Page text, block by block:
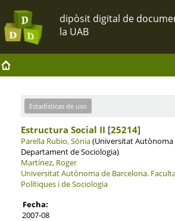
Estadísticas de uso
Estructura Social II [25214]
Parella Rubio, Sònia(Universitat Autònoma
Departament de Sociologia)
Martínez, Roger
Universitat Autònoma de Barcelona.
Polítiques i de Sociologia
Fecha:
2007-08